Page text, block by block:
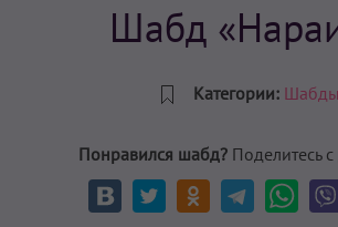
Шабд
Категории: Шабды
Понравился шабд? Поделитесь